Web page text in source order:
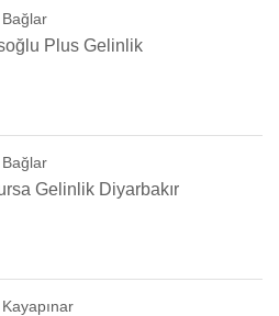
Bağlar
Plus Gelinlik
Bağlar
Gelinlik Diyarbakır
Kayapınar